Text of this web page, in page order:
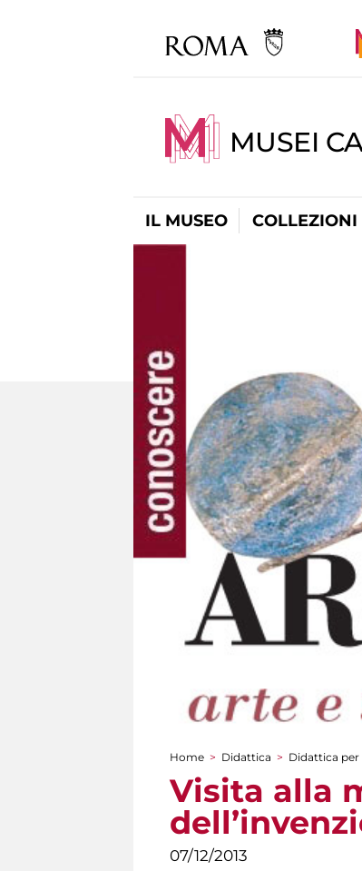
MUSEI
IL MUSEO COLLEZIONI
Tu sei qui
Home > Didattica > Didattica
Visita alla
07/12/2013